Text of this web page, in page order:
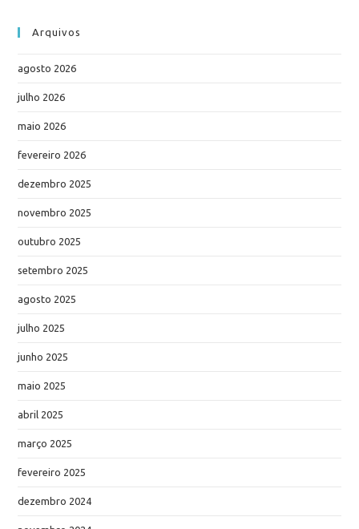
Arquivos
agosto 2026
julho 2026
maio 2026
fevereiro 2026
dezembro 2025
novembro 2025
outubro 2025
setembro 2025
agosto 2025
julho 2025
junho 2025
maio 2025
abril 2025
março 2025
fevereiro 2025
dezembro 2024